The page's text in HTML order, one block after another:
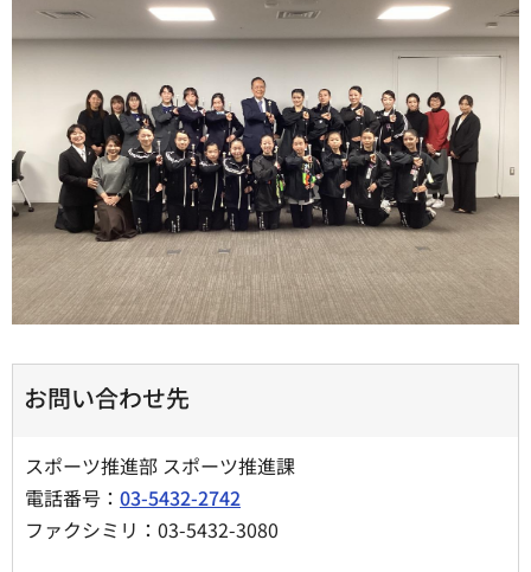
お問い合わせ先
スポーツ推進部 スポーツ推進課
電話番号： 03-5432-2742
ファクシミリ：03-5432-3080